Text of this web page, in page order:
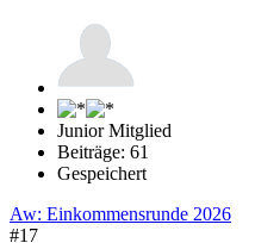
Junior Mitglied
Beiträge: 61
Gespeichert
Aw: Einkommensrunde 2026
#17